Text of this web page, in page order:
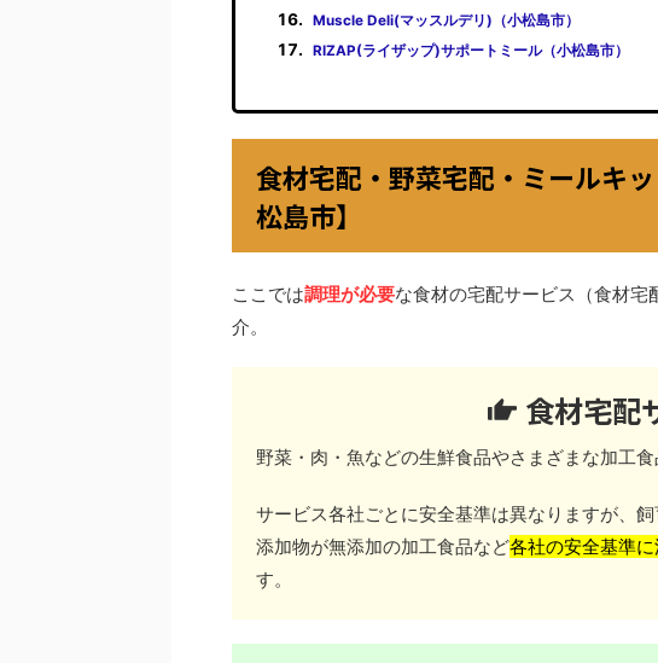
Muscle Deli(マッスルデリ)（小松島市）
RIZAP(ライザップ)サポートミール（小松島市）
食材宅配・野菜宅配・ミールキ
松島市】
ここでは調理が必要な食材の宅配サービス（食材
介。
食材宅配
野菜・肉・魚などの生鮮食品やさまざまな加工食
サービス各社ごとに安全基準は異なりますが、
添加物が無添加の加工食品など各社の安全基準
す。